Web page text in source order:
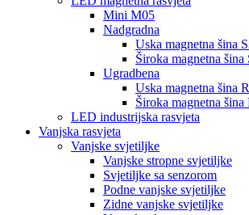
Mini M05
Nadgradna
Uska magnetna šina
Široka magnetna šina
Ugradbena
Uska magnetna šina
Široka magnetna šina
LED industrijska rasvjeta
Vanjska rasvjeta
Vanjske svjetiljke
Vanjske stropne svjetiljke
Svjetiljke sa senzorom
Podne vanjske svjetiljke
Zidne vanjske svjetiljke